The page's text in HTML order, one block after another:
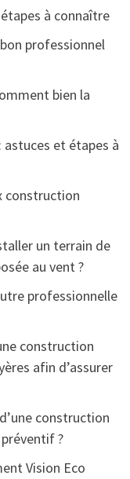
à connaître
professionnel
bien la
astuces et étapes à
construction
un terrain de
au vent ?
professionnelle
construction
afin d’assurer
construction
?
Vision Eco